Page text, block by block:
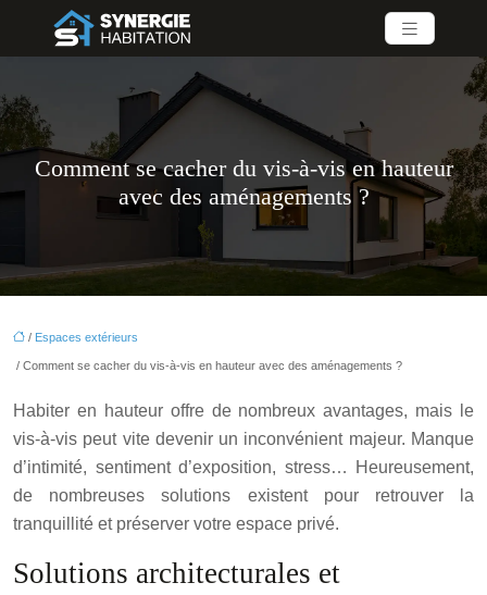
Comment se cacher du vis-à-vis en hauteur
avec des aménagements ?
/ Espaces extérieurs
/ Comment se cacher du vis-à-vis en hauteur avec des aménagements ?
Habiter en hauteur offre de nombreux avantages, mais le
vis-à-vis peut vite devenir un inconvénient majeur. Manque
d’intimité, sentiment d’exposition, stress… Heureusement,
de nombreuses solutions existent pour retrouver la
tranquillité et préserver votre espace privé.
Solutions architecturales et